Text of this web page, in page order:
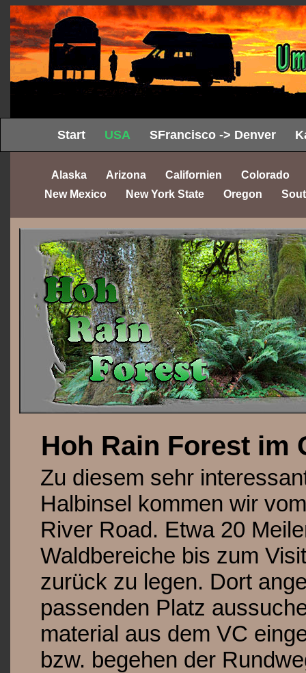
Start USA SFrancisco -> Denver
Alaska Arizona Californien
Colorado
New Mexico
New York State Oregon
Hoh Rain Forest im
Zu diesem sehr
Halbinsel kommen wir
River Road. Etwa 20
Waldbereiche bis zum
zurück zu legen. Dort
passenden Platz
material aus dem VC
bzw. begehen der